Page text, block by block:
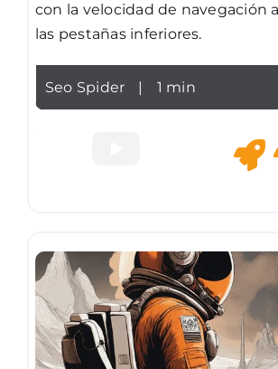
con la velocidad de navegación
las pestañas inferiores.
Seo Spider | 1 min